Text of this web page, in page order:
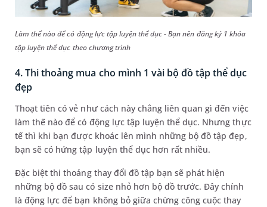
Làm thế nào để có động lực tập luyện thể dục - Bạn nên đăng ký 1 khóa
tập luyện thể dục theo chương trình
4. Thi thoảng mua cho mình 1 vài bộ đồ tập thể dục
đẹp
Thoạt tiên có vẻ như cách này chẳng liên quan gì đến việc
làm thế nào để có động lực tập luyện thể dục. Nhưng thực
tế thì khi bạn được khoác lên mình những bộ đồ tập đẹp,
bạn sẽ có hứng tập luyện thể dục hơn rất nhiều.
Đặc biệt thi thoảng thay đổi đồ tập bạn sẽ phát hiện
những bộ đồ sau có size nhỏ hơn bộ đồ trước. Đây chính
là động lực để bạn không bỏ giữa chừng công cuộc thay